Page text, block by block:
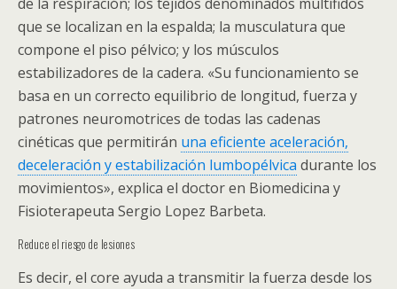
que se localizan en la espalda; la musculatura que
compone el piso pélvico; y los músculos
estabilizadores de la cadera. «Su funcionamiento se
basa en un correcto equilibrio de longitud, fuerza y
patrones neuromotrices de todas las cadenas
cinéticas que permitirán una eficiente aceleración,
deceleración y estabilización lumbopélvica durante los
movimientos», explica el doctor en Biomedicina y
Fisioterapeuta Sergio Lopez Barbeta.
Reduce el riesgo de lesiones
Es decir, el core ayuda a transmitir la fuerza desde los